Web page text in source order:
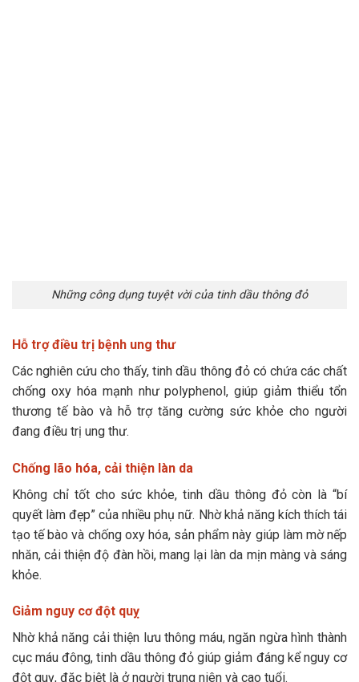
Những công dụng tuyệt vời của tinh dầu thông đỏ
Hỗ trợ điều trị bệnh ung thư
Các nghiên cứu cho thấy, tinh dầu thông đỏ có chứa các chất
chống oxy hóa mạnh như polyphenol, giúp giảm thiểu tổn
thương tế bào và hỗ trợ tăng cường sức khỏe cho người
đang điều trị ung thư.
Chống lão hóa, cải thiện làn da
Không chỉ tốt cho sức khỏe, tinh dầu thông đỏ còn là “bí
quyết làm đẹp” của nhiều phụ nữ. Nhờ khả năng kích thích tái
tạo tế bào và chống oxy hóa, sản phẩm này giúp làm mờ nếp
nhăn, cải thiện độ đàn hồi, mang lại làn da mịn màng và sáng
khỏe.
Giảm nguy cơ đột quỵ
Nhờ khả năng cải thiện lưu thông máu, ngăn ngừa hình thành
cục máu đông, tinh dầu thông đỏ giúp giảm đáng kể nguy cơ
đột quỵ, đặc biệt là ở người trung niên và cao tuổi.